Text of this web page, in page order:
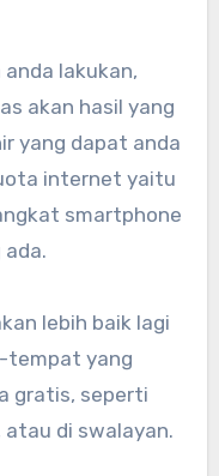
lakukan,
akan hasil yang
yang dapat anda
internet yaitu
smartphone
lebih baik lagi
tempat yang
gratis, seperti
di swalayan.